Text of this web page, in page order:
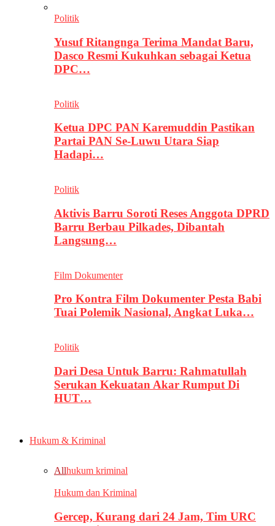
Politik
Yusuf Ritangnga Terima Mandat Baru,
Dasco Resmi Kukuhkan sebagai Ketua
DPC…
Politik
Ketua DPC PAN Karemuddin Pastikan
Partai PAN Se-Luwu Utara Siap
Hadapi…
Politik
Aktivis Barru Soroti Reses Anggota DPRD
Barru Berbau Pilkades, Dibantah
Langsung…
Film Dokumenter
Pro Kontra Film Dokumenter Pesta Babi
Tuai Polemik Nasional, Angkat Luka…
Politik
Dari Desa Untuk Barru: Rahmatullah
Serukan Kekuatan Akar Rumput Di
HUT…
Hukum & Kriminal
Allhukum kriminal
Hukum dan Kriminal
Gercep, Kurang dari 24 Jam, Tim URC